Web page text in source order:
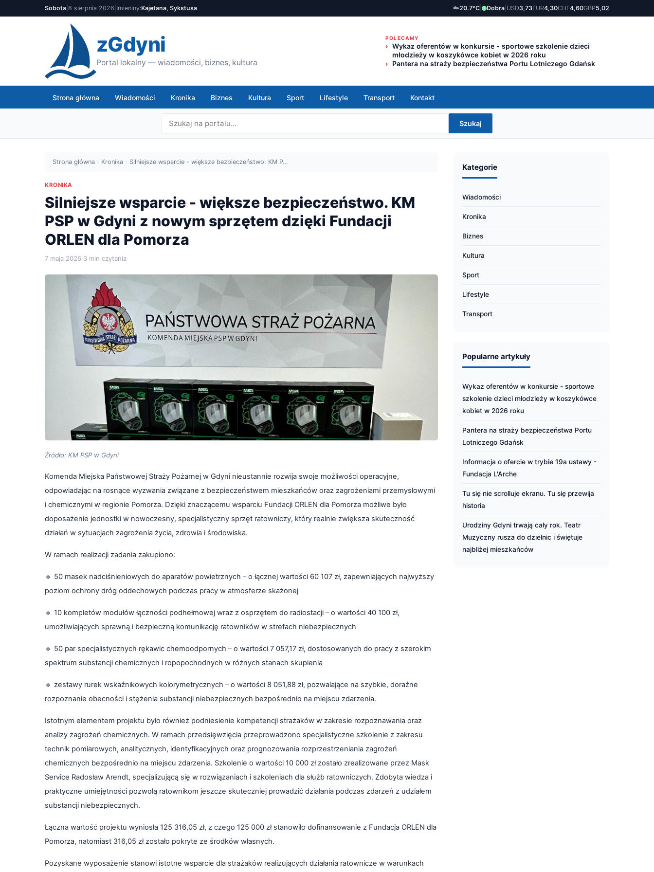
Sobota 8 sierpnia 2026 Imieniny:Kajetana, Sykstusa ☁️20.7°C Dobra USD3,73EUR4,30CHF4,60GBP5,02
zGdyni
Portal lokalny — wiadomości, biznes, kultura
POLECAMY
Wykaz oferentów w konkursie - sportowe szkolenie dzieci
młodzieży w koszykówce kobiet w 2026 roku
Pantera na straży bezpieczeństwa Portu Lotniczego Gdańsk
Strona główna Wiadomości Kronika Biznes Kultura Sport Lifestyle Transport Kontakt
Szukaj
Strona główna › Kronika › Silniejsze wsparcie - większe bezpieczeństwo. KM P…
KRONIKA
Silniejsze wsparcie - większe bezpieczeństwo. KM
PSP w Gdyni z nowym sprzętem dzięki Fundacji
ORLEN dla Pomorza
7 maja 2026·3 min czytania
Źródło: KM PSP w Gdyni
Komenda Miejska Państwowej Straży Pożarnej w Gdyni nieustannie rozwija swoje możliwości operacyjne,
odpowiadając na rosnące wyzwania związane z bezpieczeństwem mieszkańców oraz zagrożeniami przemysłowymi
i chemicznymi w regionie Pomorza. Dzięki znaczącemu wsparciu Fundacji ORLEN dla Pomorza możliwe było
doposażenie jednostki w nowoczesny, specjalistyczny sprzęt ratowniczy, który realnie zwiększa skuteczność
działań w sytuacjach zagrożenia życia, zdrowia i środowiska.
W ramach realizacji zadania zakupiono:
🔹 50 masek nadciśnieniowych do aparatów powietrznych – o łącznej wartości 60 107 zł, zapewniających najwyższy
poziom ochrony dróg oddechowych podczas pracy w atmosferze skażonej
🔹 10 kompletów modułów łączności podhełmowej wraz z osprzętem do radiostacji – o wartości 40 100 zł,
umożliwiających sprawną i bezpieczną komunikację ratowników w strefach niebezpiecznych
🔹 50 par specjalistycznych rękawic chemoodpornych – o wartości 7 057,17 zł, dostosowanych do pracy z szerokim
spektrum substancji chemicznych i ropopochodnych w różnych stanach skupienia
🔹 zestawy rurek wskaźnikowych kolorymetrycznych – o wartości 8 051,88 zł, pozwalające na szybkie, doraźne
rozpoznanie obecności i stężenia substancji niebezpiecznych bezpośrednio na miejscu zdarzenia.
Istotnym elementem projektu było również podniesienie kompetencji strażaków w zakresie rozpoznawania oraz
analizy zagrożeń chemicznych. W ramach przedsięwzięcia przeprowadzono specjalistyczne szkolenie z zakresu
technik pomiarowych, analitycznych, identyfikacyjnych oraz prognozowania rozprzestrzeniania zagrożeń
chemicznych bezpośrednio na miejscu zdarzenia. Szkolenie o wartości 10 000 zł zostało zrealizowane przez Mask
Service Radosław Arendt, specjalizującą się w rozwiązaniach i szkoleniach dla służb ratowniczych. Zdobyta wiedza i
praktyczne umiejętności pozwolą ratownikom jeszcze skuteczniej prowadzić działania podczas zdarzeń z udziałem
substancji niebezpiecznych.
Łączna wartość projektu wyniosła 125 316,05 zł, z czego 125 000 zł stanowiło dofinansowanie z Fundacja ORLEN dla
Pomorza, natomiast 316,05 zł zostało pokryte ze środków własnych.
Pozyskane wyposażenie stanowi istotne wsparcie dla strażaków realizujących działania ratownicze w warunkach
Kategorie
Wiadomości
Kronika
Biznes
Kultura
Sport
Lifestyle
Transport
Popularne artykuły
Wykaz oferentów w konkursie - sportowe
szkolenie dzieci młodzieży w koszykówce
kobiet w 2026 roku
Pantera na straży bezpieczeństwa Portu
Lotniczego Gdańsk
Informacja o ofercie w trybie 19a ustawy -
Fundacja L'Arche
Tu się nie scrolluje ekranu. Tu się przewija
historia
Urodziny Gdyni trwają cały rok. Teatr
Muzyczny rusza do dzielnic i świętuje
najbliżej mieszkańców